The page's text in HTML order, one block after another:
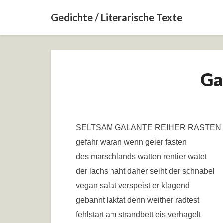
Gedichte / Literarische Texte
SELTSAM GALANTE REIHER RASTEN
gefahr waran wenn geier fasten
des marschlands watten rentier watet
der lachs naht daher seiht der schnabel
vegan salat verspeist er klagend
gebannt laktat denn weither radtest
fehlstart am strandbett eis verhagelt